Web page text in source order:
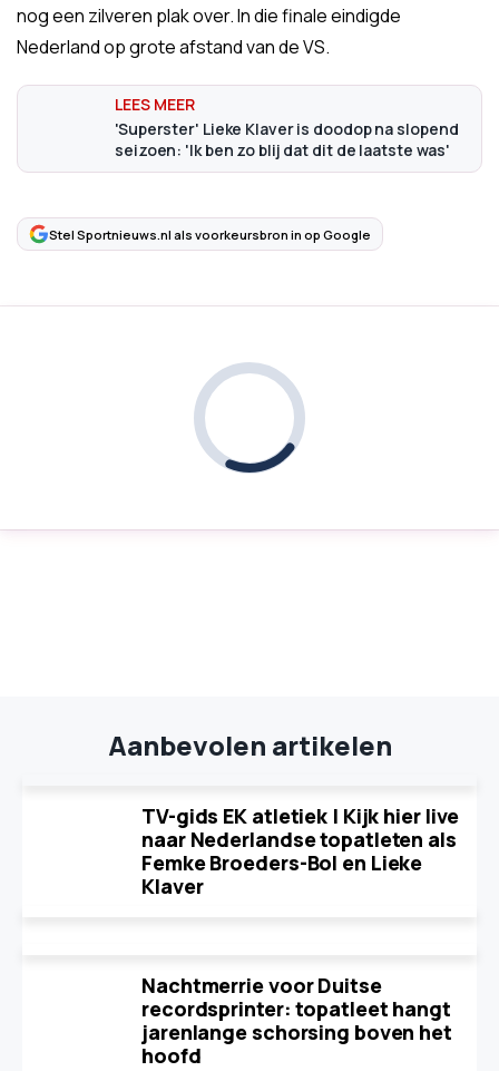
nog een zilveren plak over. In die finale eindigde
Nederland op grote afstand van de VS.
'Superster' Lieke Klaver is doodop na slopend
seizoen: 'Ik ben zo blij dat dit de laatste was'
Stel Sportnieuws.nl als voorkeursbron in op Google
Aanbevolen artikelen
TV-gids EK atletiek | Kijk hier live
naar Nederlandse topatleten als
Femke Broeders-Bol en Lieke
Klaver
Nachtmerrie voor Duitse
recordsprinter: topatleet hangt
jarenlange schorsing boven het
hoofd